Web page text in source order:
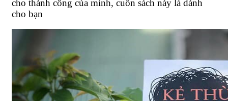
cho thành công của mình, cuốn sách này là dành
cho bạn